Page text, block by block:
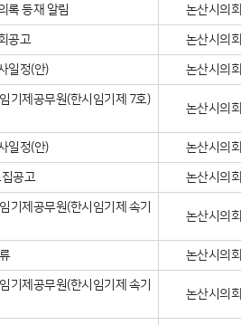
록 등재 알림 논산시의회
공고 논산시의회
일정(안) 논산시의회
기제공무원(한시임기제 7호)
논산시의회
일정(안) 논산시의회
공고 논산시의회
기제공무원(한시임기제 속기
논산시의회
논산시의회
기제공무원(한시임기제 속기
논산시의회